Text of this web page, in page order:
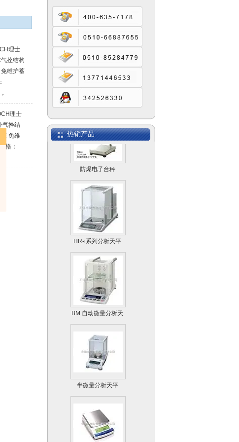
理士
拴结构
维护蓄
。。。
理士
气拴结
态 免维
格：
。。。
热销产品
SCS模拟式电子汽车
电子计数桌秤MACS
防爆电子台秤
HR-i系列分析天平
BM 自动微量分析天
平
半微量分析天平
AUW-D系列